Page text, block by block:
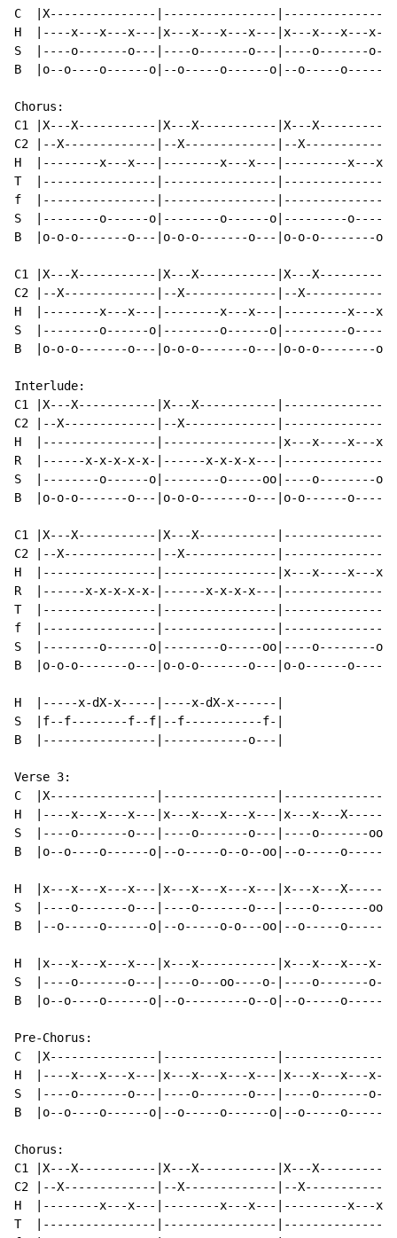
C  |X---------------|----------------
H  |----x---x---x---|x---x---x---x---|x---x---x---
S  |----o-------o---|----o-------o---|----o-------o---
B  |o--o----o------o|--o-----o------o|--o-----
Chorus:
C1 |X---X-----------|X---X-----------|X---
C2 |--X-------------|--X-------------|--
H  |--------x---x---|--------x---x---|---------x---
T  |----------------|----------------|----------------
f  |----------------|----------------
S  |--------o------o|--------o------o|---------o-----
B  |o-o-o-------o---|o-o-o-------o---|o-o-o--------
C1 |X---X-----------|X---X-----------|X---
C2 |--X-------------|--X-------------|--
H  |--------x---x---|--------x---x---|---------x---
S  |--------o------o|--------o------o|---------
B  |o-o-o-------o---|o-o-o-------o---|o-o-o--------
Interlude:
C1 |X---X-----------|X---X-----------
C2 |--X-------------|--X-------------
H  |----------------|----------------|x---x----x---
R  |------x-x-x-x-x-|------x-x-x-x---
S  |--------o------o|--------o-----oo|----o--------o--
B  |o-o-o-------o---|o-o-o-------o---|o-o------
C1 |X---X-----------|X---X-----------
C2 |--X-------------|--X-------------
H  |----------------|----------------|x---x----x---
R  |------x-x-x-x-x-|------x-x-x-x---
T  |----------------|----------------
f  |----------------|----------------
S  |--------o------o|--------o-----oo|----o--------
B  |o-o-o-------o---|o-o-o-------o---|o-o------
H  |-----x-dX-x-----|----x-dX-x------|
S  |f--f--------f--f|--f-----------f-|
B  |----------------|------------o---|
Verse 3:
C  |X---------------|----------------
H  |----x---x---x---|x---x---x---x---|x---x---
S  |----o-------o---|----o-------o---|----o-------
B  |o--o----o------o|--o-----o--o--oo|--o-----o-------
H  |x---x---x---x---|x---x---x---x---|x---x---
S  |----o-------o---|----o-------o---|----o-------
B  |--o-----o------o|--o-----o-o---oo|--o-----
H  |x---x---x---x---|x---x-----------|x---x---x---
S  |----o-------o---|----o---oo----o-|----o-------
B  |o--o----o------o|--o---------o--o|--o-----
Pre-Chorus:
C  |X---------------|----------------
H  |----x---x---x---|x---x---x---x---|x---x---x---
S  |----o-------o---|----o-------o---|----o-------o---
B  |o--o----o------o|--o-----o------o|--o-----
Chorus:
C1 |X---X-----------|X---X-----------|X---
C2 |--X-------------|--X-------------|--
H  |--------x---x---|--------x---x---|---------x---
T  |----------------|----------------|----------------